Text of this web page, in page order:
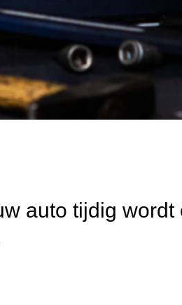
auto tijdig wordt